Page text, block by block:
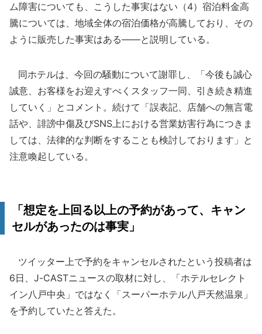
ム障害についても、こうした事実はない（4）宿泊料金高
騰については、地域全体の宿泊価格が高騰しており、その
ように販売した事実はある――と説明している。
同ホテルは、今回の騒動について謝罪し、「今後も誠心
誠意、お客様をお迎えすべくスタッフ一同、引き続き精進
していく」とコメント。続けて「誤表記、店舗への無言電
話や、誹謗中傷及びSNS上における営業妨害行為につきま
しては、法律的な判断をすることも検討しております」と
注意喚起している。
「想定を上回る以上の予約があって、キャン
セルがあったのは事実」
ツイッター上で予約をキャンセルされたという投稿者は
6日、J-CASTニュースの取材に対し、「ホテルセレクト
イン八戸中央」ではなく「スーパーホテル八戸天然温泉」
を予約していたと答えた。